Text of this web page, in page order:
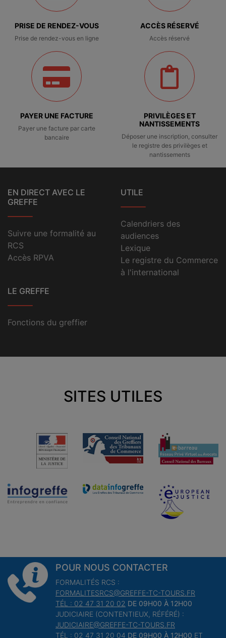
PRISE DE RENDEZ-VOUS
Prise de rendez-vous en ligne
ACCÈS RÉSERVÉ
Accès réservé
PAYER UNE FACTURE
Payer une facture par carte
bancaire
PRIVILÈGES ET
NANTISSEMENTS
Déposer une inscription, consulter
le registre des privilèges et
nantissements
EN DIRECT AVEC LE
GREFFE
Suivre une formalité au
RCS
Accès RPVA
UTILE
Calendriers des
audiences
Lexique
Le registre du Commerce
à l'international
LE GREFFE
Fonctions du greffier
SITES UTILES
POUR NOUS CONTACTER
FORMALITÉS RCS :
FORMALITESRCS@GREFFE-TC-TOURS.FR
TÉL : 02 47 31 20 02 DE 09H00 À 12H00
JUDICIAIRE (CONTENTIEUX, RÉFÉRÉ) :
JUDICIAIRE@GREFFE-TC-TOURS.FR
TÉL : 02 47 31 20 04 DE 09H00 À 12H00 ET